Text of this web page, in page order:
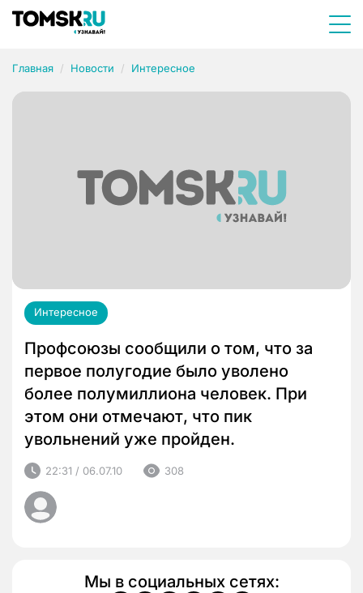
Главная Новости Интересное
Интересное
Профсоюзы сообщили о том, что за
первое полугодие было уволено
более полумиллиона человек. При
этом они отмечают, что пик
увольнений уже пройден.
22:31 / 06.07.10 308
Мы в социальных сетях: